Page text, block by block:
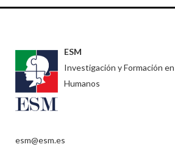
ESM
Investigación y Formación
Humanos
esm@esm.es